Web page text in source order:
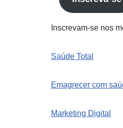
Inscrevam-se nos
Saúde Total
Emagrecer com
Marketing Digital